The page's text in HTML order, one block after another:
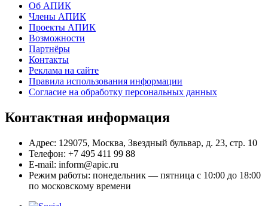
Об АПИК
Члены АПИК
Проекты АПИК
Возможности
Партнёры
Контакты
Реклама на сайте
Правила использования информации
Согласие на обработку персональных данных
Контактная информация
Адрес: 129075, Москва, Звездный бульвар, д. 23, стр. 10
Телефон: +7 495 411 99 88
E-mail: inform@apic.ru
Режим работы: понедельник — пятница с 10:00 до 18:00
по московскому времени